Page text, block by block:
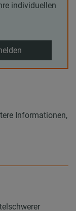
individuellen
Informationen,